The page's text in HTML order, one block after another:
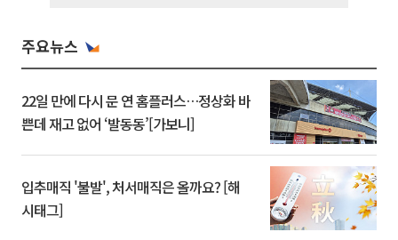
주요뉴스
22일 만에 다시 문 연 홈플러스…정상화 바
쁜데 재고 없어 ‘발동동’[가보니]
입추매직 '불발', 처서매직은 올까요? [해
시태그]